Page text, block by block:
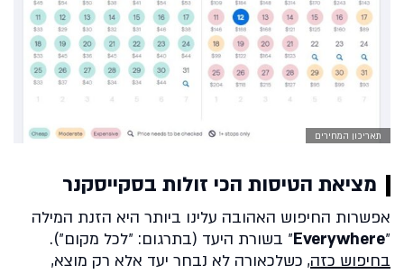
תאריכון המחירים
מציאת הטיסות הכי זולות בסקייסקנר
אפשרות החיפוש האהובה עלינו ביותר היא הזנת המילה
״Everywhere״ בשורת היעד (בתרגום: ״לכל מקום״).
בחיפוש כזה, כשלכאורה לא נבחר יעד אלא רק מוצא,